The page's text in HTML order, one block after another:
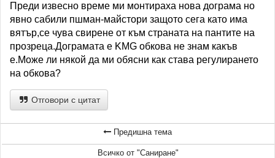
Преди извесно време ми монтираха нова дограма но
явно сабили пшман-майстори защото сега като има
вятър,се чува свирене от към страната на пантите на
прозреца.Дограмата е KMG обкова не знам какъв
е.Може ли някой да ми обясни как става регулирането
на обкова?
Отговори с цитат
Предишна тема
Всичко от "Саниране"